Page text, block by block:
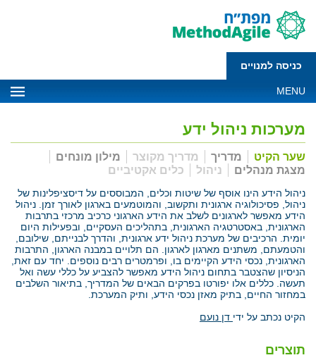
כניסה למנויים
MENU
מערכות ניהול ידע
שער הקיט מדריך מדריך מקוצר
מילון מונחים
מצגת מנהלים
ניהול כלים אקטיביים
ניהול הידע הינו אוסף של שיטות וכלים, המבוססים על דיסציפלינות של
ניהול, פסיכולוגיה ארגונית ותקשוב, והמוטמעים בארגון לאורך זמן. ניהול
הידע מאפשר לארגונים לשלב את הידע הארגוני כרכיב מרכזי בתרבות
הארגונית, באסטרטגיה הארגונית, בתהליכים העסקיים, ובפעילות היום
יומית. הרכיבים של מערכת ניהול ידע ארגונית, והדרך לבנייתם, שילובם,
והטמעתם, משתנים מארגון לארגון. הם תלויים במבנה הארגון, התרבות
הארגונית, נכסי הידע הקיימים בו, ופרמטרים רבים נוספים. יחד עם זאת,
הניסיון שהצטבר בתחום ניהול הידע מאפשר להצביע על כללי עשה ואל
תעשה. כללים אלו יפורטו בפרקים הבאים של המדריך, בתיאור השלבים
במחזור החיים, בתיק מאזן נכסי הידע, ותיק המערכת.
הקיט נכתב על ידי דן נועם
תוצרים